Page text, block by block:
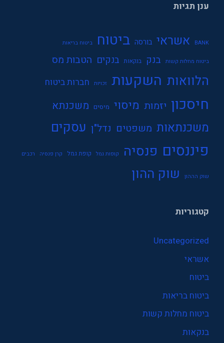
ענן תגיות
BANK אשראי בורסה ביטוח ביטוח בריאות
ביטוח מחלות קשות בנק בנקאות בנקים הטבות מס
הלוואות השקעות זכויות חברות ביטוח
חיסכון יזמות מיסוי מיסים משכנתא
משכנתאות משפטים נדל"ן עסקים
פיננסים פנסיה קופות גמל קופת גמל קרן פנסיה רכבים
שוק הההון שוק ההון
קטגוריות
Uncategorized
אשראי
ביטוח
ביטוח בריאות
ביטוח מחלות קשות
בנקאות